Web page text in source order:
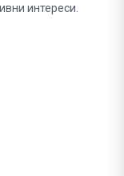
интереси.